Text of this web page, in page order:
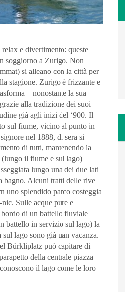
e divertimento: queste
soggiorno a Zurigo. Non
si alleano con la città per
stagione. Zurigo è frizzante e
– nonostante la sua
alla tradizione dei suoi
già agli inizi del ‘900. Il
sul fiume, vicino al punto in
nel 1888, di sera si
di tutti, mantenendo la
(lungo il fiume e sul lago)
lungo una dei due lati
bagno. Alcuni tratti delle rive
uno splendido parco costeggia
Sulle acque pure e
di un battello fluviale
battello in servizio sul lago) la
lago sono già uan vacanza.
Bürkliplatz può capitare di
della centrale piazza
il lago come le loro